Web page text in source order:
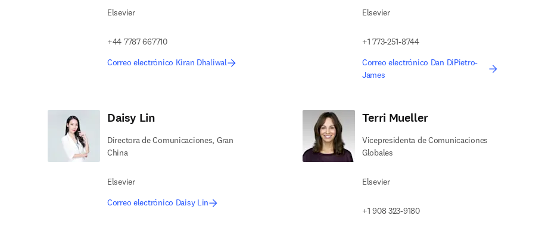
Elsevier
+44 7787 667710
Correo electrónico Kiran Dhaliwal
Elsevier
+1 773-251-8744
Correo electrónico Dan DiPietro-
James
Daisy Lin
Directora de Comunicaciones, Gran
China
Elsevier
Correo electrónico Daisy Lin
Terri Mueller
Vicepresidenta de Comunicaciones
Globales
Elsevier
+1 908 323-9180